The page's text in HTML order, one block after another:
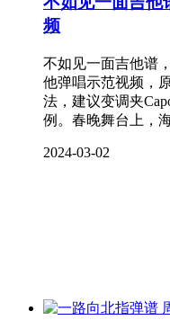
频
不如见一面吉他谱
他弹唱示范视频，
法，建议变调夹
例。春晚舞台上，
2024-03-02